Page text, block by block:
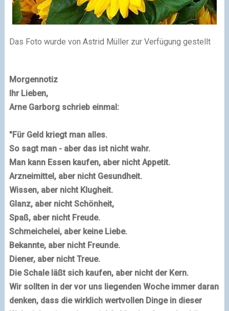
Das Foto wurde von Astrid Müller zur Verfügung gestellt
Morgennotiz
Ihr Lieben,
Arne Garborgschrieb einmal:
"Für Geld kriegt man alles.
So sagt man - aber das ist nicht wahr.
Man kann Essen kaufen, aber nicht Appetit.
Arzneimittel, aber nicht Gesundheit.
Wissen,aber nicht Klugheit.
Glanz, aber nicht Schönheit,
Spaß, aber nicht Freude.
Schmeichelei, aber keine Liebe.
Bekannte, aber nicht Freunde.
Diener, aber nicht Treue.
Die Schale läßt sich kaufen, aber nicht der Kern.
Wir sollten in der vor uns liegenden Woche immer daran
denken, dass die wirklich wertvollen Dinge in dieser